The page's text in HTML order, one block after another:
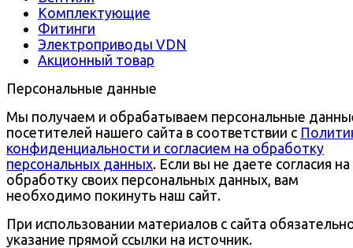
Комплектующие
Фитинги
Электроприводы VDN
Акционный товар
Персональные данные
Мы получаем и обрабатываем персональные
посетителей нашего сайта в соответствии с
конфиденциальности и согласием на обработку
персональных данных. Если вы не даете согласия на
обработку своих персональных данных, вам
необходимо покинуть наш сайт.
При использовании материалов с сайта
указание прямой ссылки на источник.